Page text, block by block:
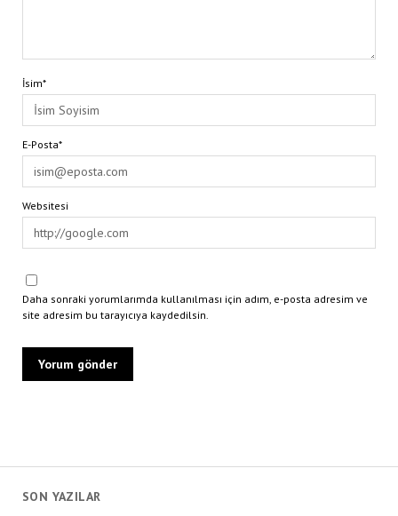
SON YAZILAR
İsim*
E-Posta*
Websitesi
Daha sonraki yorumlarımda kullanılması için adım, e-posta adresim ve
site adresim bu tarayıcıya kaydedilsin.